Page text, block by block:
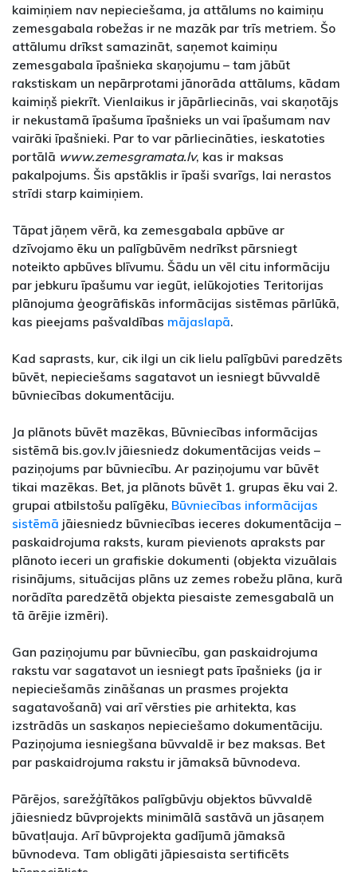
kaimiņiem nav nepieciešama, ja attālums no kaimiņu
zemesgabala robežas ir ne mazāk par trīs metriem. Šo
attālumu drīkst samazināt, saņemot kaimiņu
zemesgabala īpašnieka skaņojumu – tam jābūt
rakstiskam un nepārprotami jānorāda attālums, kādam
kaimiņš piekrīt. Vienlaikus ir jāpārliecinās, vai skaņotājs
ir nekustamā īpašuma īpašnieks un vai īpašumam nav
vairāki īpašnieki. Par to var pārliecināties, ieskatoties
portālā www.zemesgramata.lv, kas ir maksas
pakalpojums. Šis apstāklis ir īpaši svarīgs, lai nerastos
strīdi starp kaimiņiem.
Tāpat jāņem vērā, ka zemesgabala apbūve ar
dzīvojamo ēku un palīgbūvēm nedrīkst pārsniegt
noteikto apbūves blīvumu. Šādu un vēl citu informāciju
par jebkuru īpašumu var iegūt, ielūkojoties Teritorijas
plānojuma ģeogrāfiskās informācijas sistēmas pārlūkā,
kas pieejams pašvaldības mājaslapā.
Kad saprasts, kur, cik ilgi un cik lielu palīgbūvi paredzēts
būvēt, nepieciešams sagatavot un iesniegt būvvaldē
būvniecības dokumentāciju.
Ja plānots būvēt mazēkas, Būvniecības informācijas
sistēmā bis.gov.lv jāiesniedz dokumentācijas veids –
paziņojums par būvniecību. Ar paziņojumu var būvēt
tikai mazēkas. Bet, ja plānots būvēt 1. grupas ēku vai 2.
grupai atbilstošu palīgēku, Būvniecības informācijas
sistēmā jāiesniedz būvniecības ieceres dokumentācija –
paskaidrojuma raksts, kuram pievienots apraksts par
plānoto ieceri un grafiskie dokumenti (objekta vizuālais
risinājums, situācijas plāns uz zemes robežu plāna, kurā
norādīta paredzētā objekta piesaiste zemesgabalā un
tā ārējie izmēri).
Gan paziņojumu par būvniecību, gan paskaidrojuma
rakstu var sagatavot un iesniegt pats īpašnieks (ja ir
nepieciešamās zināšanas un prasmes projekta
sagatavošanā) vai arī vērsties pie arhitekta, kas
izstrādās un saskaņos nepieciešamo dokumentāciju.
Paziņojuma iesniegšana būvvaldē ir bez maksas. Bet
par paskaidrojuma rakstu ir jāmaksā būvnodeva.
Pārējos, sarežģītākos palīgbūvju objektos būvvaldē
jāiesniedz būvprojekts minimālā sastāvā un jāsaņem
būvatļauja. Arī būvprojekta gadījumā jāmaksā
būvnodeva. Tam obligāti jāpiesaista sertificēts